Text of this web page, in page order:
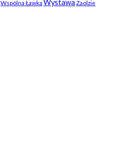
Wspólna Ławka Wystawa Zaolzie